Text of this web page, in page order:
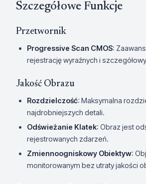
Szczegółowe Funkcje
Przetwornik
Progressive Scan CMOS:
rejestrację wyraźnych i
Jakość Obrazu
Rozdzielczość: Maksymalna
najdrobniejszych detali.
Odświeżanie Klatek: Obraz jest
rejestrowanych zdarzeń.
Zmiennoogniskowy Obiektyw:
monitorowanym bez utraty jakości